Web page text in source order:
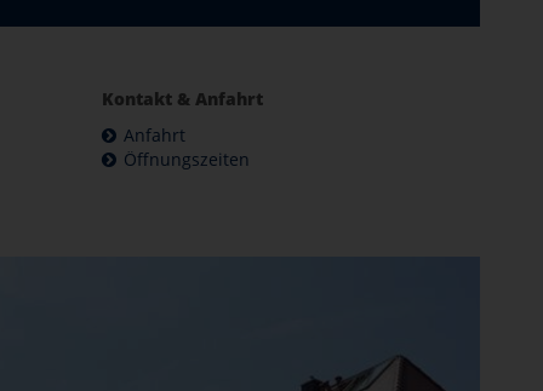
Kontakt & Anfahrt
Anfahrt
Öffnungszeiten